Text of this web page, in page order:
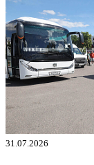
31.07.2026